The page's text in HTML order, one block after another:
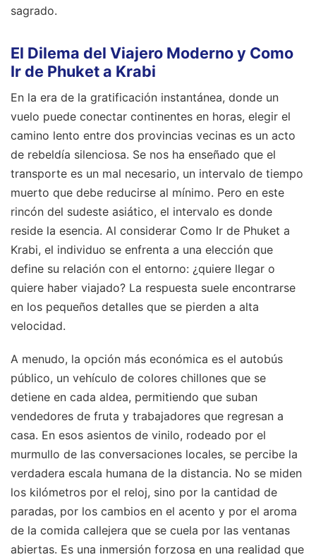
sagrado.
El Dilema del Viajero Moderno y Como
Ir de Phuket a Krabi
En la era de la gratificación instantánea, donde un
vuelo puede conectar continentes en horas, elegir el
camino lento entre dos provincias vecinas es un acto
de rebeldía silenciosa. Se nos ha enseñado que el
transporte es un mal necesario, un intervalo de tiempo
muerto que debe reducirse al mínimo. Pero en este
rincón del sudeste asiático, el intervalo es donde
reside la esencia. Al considerar Como Ir de Phuket a
Krabi, el individuo se enfrenta a una elección que
define su relación con el entorno: ¿quiere llegar o
quiere haber viajado? La respuesta suele encontrarse
en los pequeños detalles que se pierden a alta
velocidad.
A menudo, la opción más económica es el autobús
público, un vehículo de colores chillones que se
detiene en cada aldea, permitiendo que suban
vendedores de fruta y trabajadores que regresan a
casa. En esos asientos de vinilo, rodeado por el
murmullo de las conversaciones locales, se percibe la
verdadera escala humana de la distancia. No se miden
los kilómetros por el reloj, sino por la cantidad de
paradas, por los cambios en el acento y por el aroma
de la comida callejera que se cuela por las ventanas
abiertas. Es una inmersión forzosa en una realidad que